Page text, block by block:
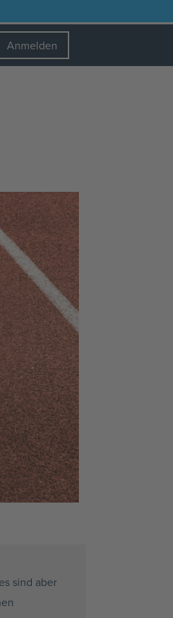
Anmelden
sind aber